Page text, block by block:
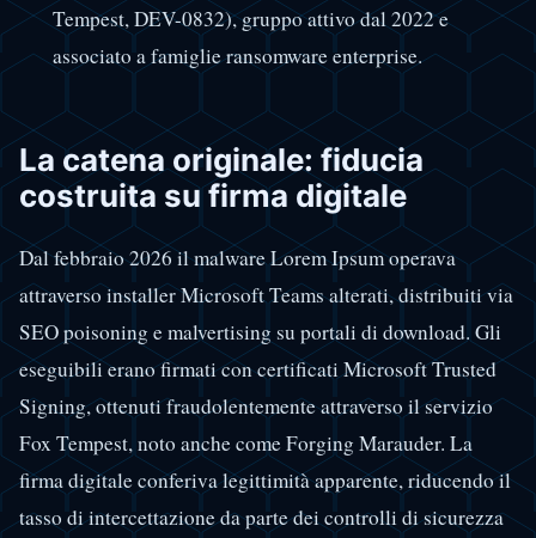
Tempest, DEV-0832), gruppo attivo dal 2022 e
associato a famiglie ransomware enterprise.
La catena originale: fiducia
costruita su firma digitale
Dal febbraio 2026 il malware Lorem Ipsum operava
attraverso installer Microsoft Teams alterati, distribuiti via
SEO poisoning e malvertising su portali di download. Gli
eseguibili erano firmati con certificati Microsoft Trusted
Signing, ottenuti fraudolentemente attraverso il servizio
Fox Tempest, noto anche come Forging Marauder. La
firma digitale conferiva legittimità apparente, riducendo il
tasso di intercettazione da parte dei controlli di sicurezza